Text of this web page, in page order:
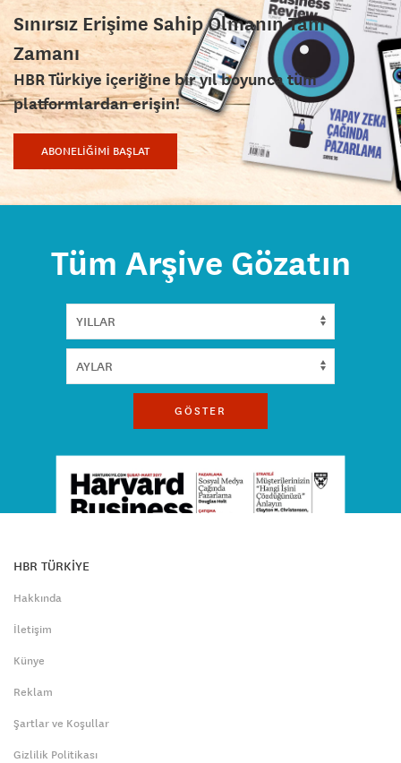
Sınırsız Erişime Sahip Olmanın Tam
Zamanı
HBR Türkiye içeriğine bir yıl boyunca tüm
platformlardan erişin!
ABONELİĞİMİ BAŞLAT
Tüm Arşive Gözatın
GÖSTER
HBR TÜRKİYE
Hakkında
İletişim
Künye
Reklam
Şartlar ve Koşullar
Gizlilik Politikası